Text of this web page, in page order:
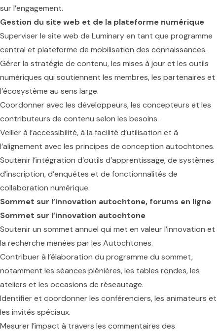
sur l’engagement.
Gestion du site web et de la plateforme numérique
Superviser le site web de Luminary en tant que programme
central et plateforme de mobilisation des connaissances.
Gérer la stratégie de contenu, les mises à jour et les outils
numériques qui soutiennent les membres, les partenaires et
l’écosystème au sens large.
Coordonner avec les développeurs, les concepteurs et les
contributeurs de contenu selon les besoins.
Veiller à l’accessibilité, à la facilité d’utilisation et à
l’alignement avec les principes de conception autochtones.
Soutenir l’intégration d’outils d’apprentissage, de systèmes
d’inscription, d’enquêtes et de fonctionnalités de
collaboration numérique.
Sommet sur l’innovation autochtone, forums en ligne
Sommet sur l’innovation autochtone
Soutenir un sommet annuel qui met en valeur l’innovation et
la recherche menées par les Autochtones.
Contribuer à l’élaboration du programme du sommet,
notamment les séances plénières, les tables rondes, les
ateliers et les occasions de réseautage.
Identifier et coordonner les conférenciers, les animateurs et
les invités spéciaux.
Mesurer l’impact à travers les commentaires des